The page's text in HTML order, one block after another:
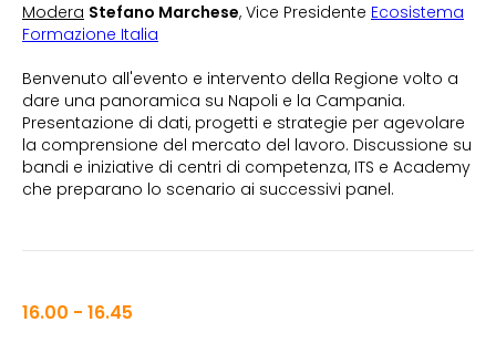
Modera Stefano Marchese, Vice Presidente Ecosistema
Formazione Italia
Benvenuto all'evento e intervento della Regione volto a
dare una panoramica su Napoli e la Campania.
Presentazione di dati, progetti e strategie per agevolare
la comprensione del mercato del lavoro. Discussione su
bandi e iniziative di centri di competenza, ITS e Academy
che preparano lo scenario ai successivi panel.
16.00 - 16.45